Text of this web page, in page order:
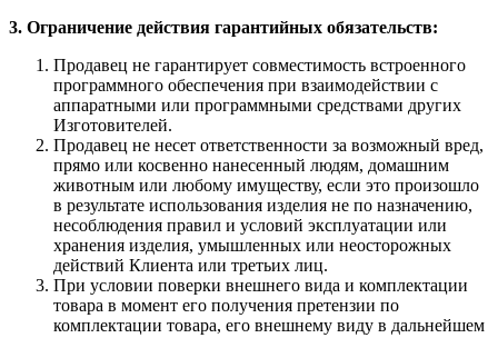
3. Ограничение действия гарантийных обязательств:
Продавец не гарантирует совместимость встроенного
программного обеспечения при взаимодействии с
аппаратными или программными средствами других
Изготовителей.
Продавец не несет ответственности за возможный вред,
прямо или косвенно нанесенный людям, домашним
животным или любому имуществу, если это произошло
в результате использования изделия не по назначению,
несоблюдения правил и условий эксплуатации или
хранения изделия, умышленных или неосторожных
действий Клиента или третьих лиц.
При условии поверки внешнего вида и комплектации
товара в момент его получения претензии по
комплектации товара, его внешнему виду в дальнейшем